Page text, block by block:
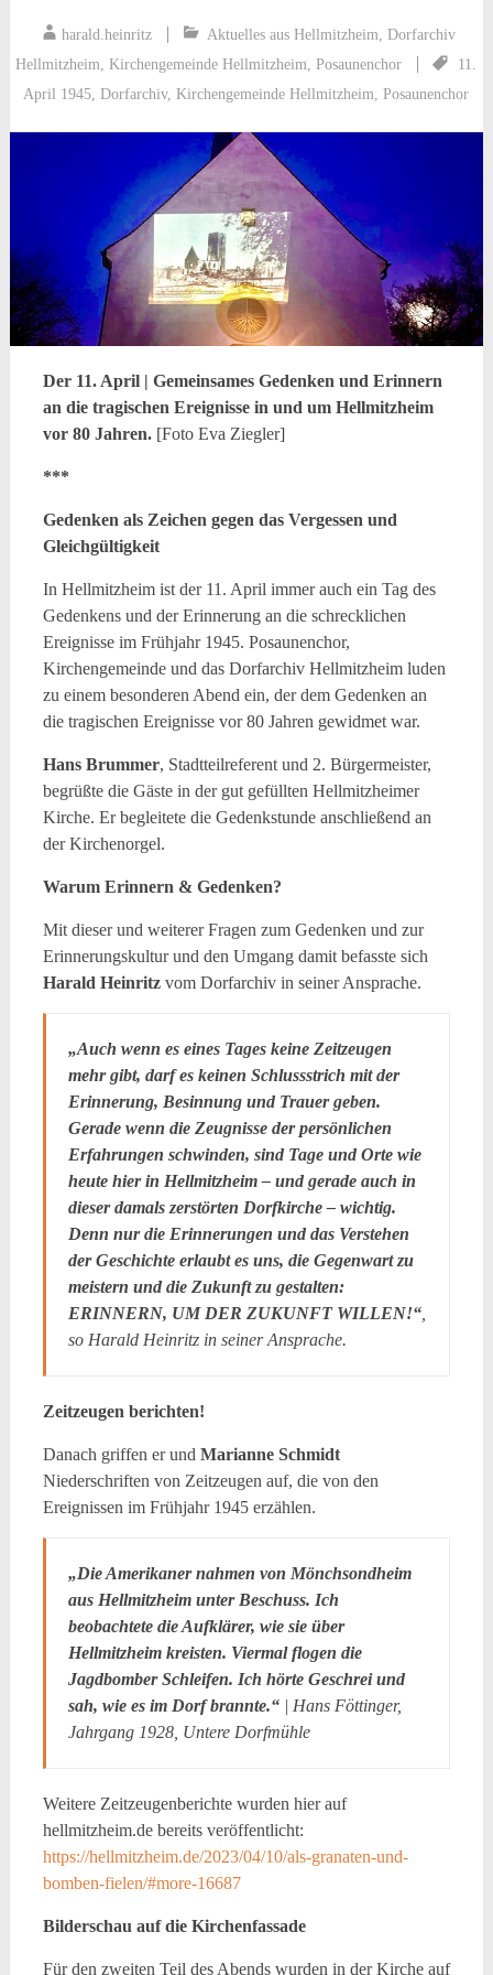
harald.heinritz Aktuelles aus Hellmitzheim, Dorfarchiv
Hellmitzheim,Kirchengemeinde Hellmitzheim,Posaunenchor
11.
April 1945,Dorfarchiv,Kirchengemeinde Hellmitzheim,Posaunenchor
Der 11. April | Gemeinsames Gedenken und Erinnern
an die tragischen Ereignisse in und um Hellmitzheim
vor 80 Jahren. [Foto Eva Ziegler]
***
Gedenken als Zeichen gegen das Vergessen und
Gleichgültigkeit
In Hellmitzheim ist der 11. April immer auch ein Tag des
Gedenkens und der Erinnerung an die schrecklichen
Ereignisse im Frühjahr 1945. Posaunenchor,
Kirchengemeinde und das Dorfarchiv Hellmitzheim luden
zu einem besonderen Abend ein, der dem Gedenken an
die tragischen Ereignisse vor 80 Jahren gewidmet war.
Hans Brummer, Stadtteilreferent und 2. Bürgermeister,
begrüßte die Gäste in der gut gefüllten Hellmitzheimer
Kirche. Er begleitete die Gedenkstunde anschließend an
der Kirchenorgel.
Warum Erinnern & Gedenken?
Mit dieser und weiterer Fragen zum Gedenken und zur
Erinnerungskultur und den Umgang damit befasste sich
Harald Heinritzvom Dorfarchiv in seiner Ansprache.
„Auch wenn es eines Tages keine Zeitzeugen
mehr gibt, darf es keinen Schlussstrich mit der
Erinnerung, Besinnung und Trauer geben.
Gerade wenn die Zeugnisse der persönlichen
Erfahrungen schwinden, sind Tage und Orte wie
heute hier in Hellmitzheim – und gerade auch in
dieser damals zerstörten Dorfkirche – wichtig.
Denn nur die Erinnerungen und das Verstehen
der Geschichte erlaubt es uns, die Gegenwart zu
meistern und die Zukunft zu gestalten:
ERINNERN, UM DER ZUKUNFT WILLEN!“,
so Harald Heinritz in seiner Ansprache.
Zeitzeugen berichten!
Danach griffen er und Marianne Schmidt
Niederschriften von Zeitzeugen auf, die von den
Ereignissen im Frühjahr 1945 erzählen.
„Die Amerikaner nahmen von Mönchsondheim
aus Hellmitzheim unter Beschuss. Ich
beobachtete die Aufklärer, wie sie über
Hellmitzheim kreisten. Viermal flogen die
Jagdbomber Schleifen. Ich hörte Geschrei und
sah, wie es im Dorf brannte.“ | Hans Föttinger,
Jahrgang 1928, Untere Dorfmühle
Weitere Zeitzeugenberichte wurden hier auf
hellmitzheim.de bereits veröffentlicht:
https://hellmitzheim.de/2023/04/10/als-granaten-und-
bomben-fielen/#more-16687
Bilderschau auf die Kirchenfassade
Für den zweiten Teil des Abends wurden in der Kirche auf